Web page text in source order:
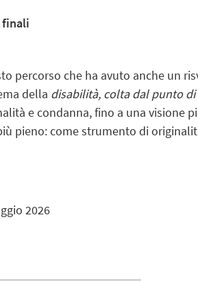
finali
percorso che ha avuto anche un
della disabilità, colta dal punto di
e condanna, fino a una visione
pieno: come strumento di
2026